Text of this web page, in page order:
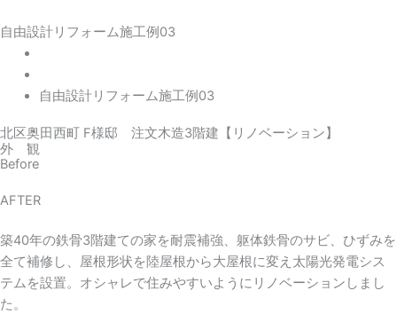
自由設計リフォーム施工例03
自由設計リフォーム施工例03
北区奥田西町 F様邸 注文木造3階建【リノベーション】
外 観
Before
AFTER
築40年の鉄骨3階建ての家を耐震補強、躯体鉄骨のサビ、ひずみを
全て補修し、屋根形状を陸屋根から大屋根に変え太陽光発電シス
テムを設置。オシャレで住みやすいようにリノベーションしまし
た。